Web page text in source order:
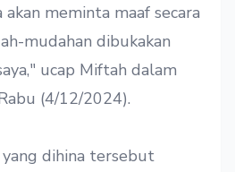
akan meminta maaf secara
mudahan dibukakan
ucap Miftah dalam
(4/12/2024).
dihina tersebut